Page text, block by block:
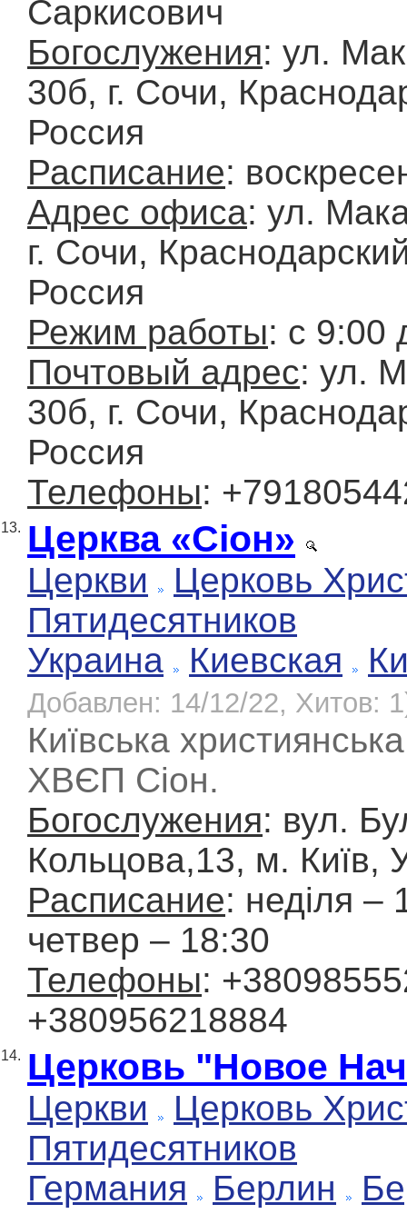
Саркисович
Богослужения: ул.
30б, г. Сочи,
Россия
Расписание:
Адрес офиса: ул.
г. Сочи,
Россия
Режим работы: с 9:00
Почтовый адрес: ул.
30б, г. Сочи,
Россия
Телефоны:
13. Церква «Сіон»
Церкви
Церковь
Пятидесятников
Украина
Киевская
Добавлен: 14/12/22, Хитов:
Київська
ХВЄП Сіон.
Богослужения: вул.
Кольцова,13, м. Київ,
Расписание: неділя –
четвер – 18:30
Телефоны:
+380956218884
14. Церковь "Новое
Церкви
Церковь
Пятидесятников
Германия
Берлин